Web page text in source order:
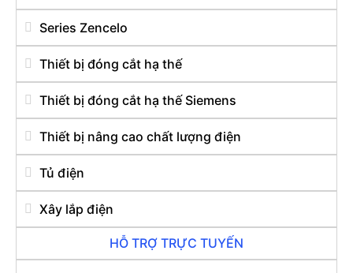
Series Zencelo
Thiết bị đóng cắt hạ thế
Thiết bị đóng cắt hạ thế Siemens
Thiết bị nâng cao chất lượng điện
Tủ điện
Xây lắp điện
HỖ TRỢ TRỰC TUYẾN